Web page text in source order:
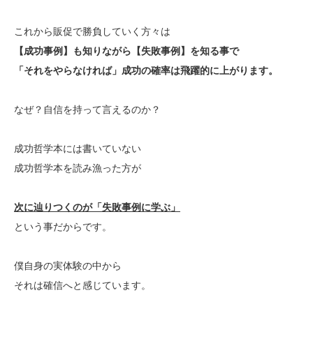
これから販促で勝負していく方々は
【成功事例】も知りながら【失敗事例】を知る事で
「それをやらなければ」成功の確率は飛躍的に上がります。
なぜ？自信を持って言えるのか？
成功哲学本には書いていない
成功哲学本を読み漁った方が
次に辿りつくのが「失敗事例に学ぶ」
という事だからです。
僕自身の実体験の中から
それは確信へと感じています。